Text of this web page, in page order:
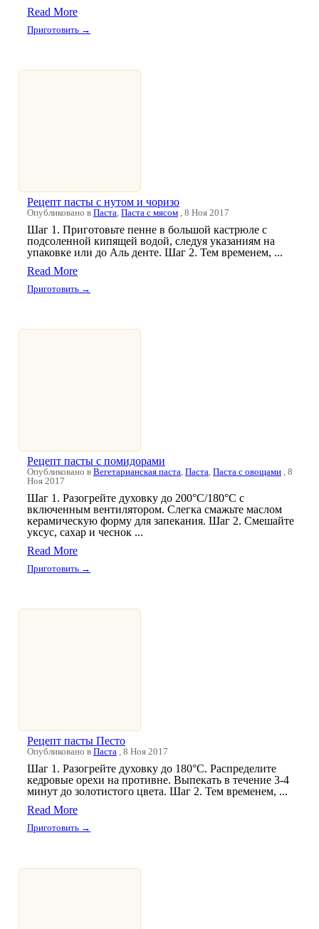
Read More
Приготовить →
Рецепт пасты с нутом и чоризо
Опубликовано в Паста, Паста с мясом , 8 Ноя 2017
Шаг 1. Приготовьте пенне в большой кастрюле с
подсоленной кипящей водой, следуя указаниям на
упаковке или до Аль денте. Шаг 2. Тем временем, ...
Read More
Приготовить →
Рецепт пасты с помидорами
Опубликовано в Вегетарианская паста, Паста, Паста с овощами , 8
Ноя 2017
Шаг 1. Разогрейте духовку до 200°C/180°C с
включенным вентилятором. Слегка смажьте маслом
керамическую форму для запекания. Шаг 2. Смешайте
уксус, сахар и чеснок ...
Read More
Приготовить →
Рецепт пасты Песто
Опубликовано в Паста , 8 Ноя 2017
Шаг 1. Разогрейте духовку до 180°С. Распределите
кедровые орехи на противне. Выпекать в течение 3-4
минут до золотистого цвета. Шаг 2. Тем временем, ...
Read More
Приготовить →